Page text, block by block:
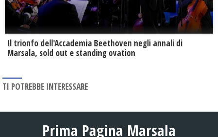
Il trionfo dell'Accademia Beethoven negli annali di
Marsala, sold out e standing ovation
TI POTREBBE INTERESSARE
Prima Pagina Marsala